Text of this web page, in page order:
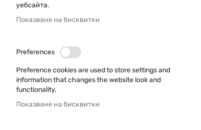
уебсайта.
Показване на бисквитки
Preferences
Preference cookies are used to store settings and
information that changes the website look and
functionality.
Показване на бисквитки